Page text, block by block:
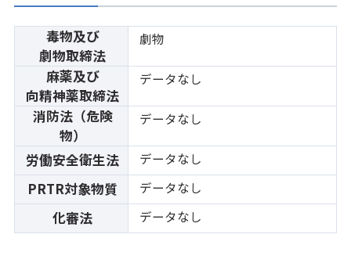
毒物及び
劇物取締法
劇物
麻薬及び
向精神薬取締法
データなし
消防法（危険
物）
データなし
労働安全衛生法 データなし
PRTR対象物質 データなし
化審法 データなし